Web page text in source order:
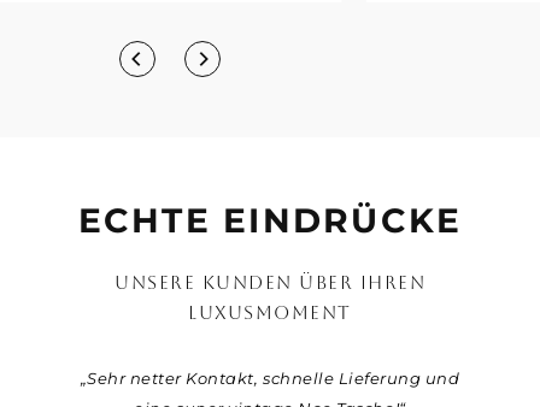
ECHTE EINDRÜCKE
UNSERE KUNDEN ÜBER IHREN
LUXUSMOMENT
„Sehr netter Kontakt, schnelle Lieferung und